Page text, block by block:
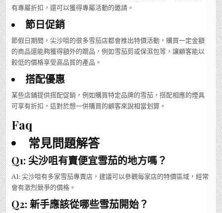
有專屬折扣，還可以獲得專屬活動的邀請。
節日促銷
節假日期間，尖沙咀的很多雪茄店都會推出特價活動，購買一定金額
的商品還能夠獲得額外的贈品，例如雪茄剪或保濕包等，讓顧客能以
較低的價格享受高品質的產品。
搭配優惠
某些店鋪提供搭配促銷，例如購買特定品牌的雪茄，搭配相應的煙具
可享有折扣，這對於想一併購買的顧客來說相當划算。
Faq
常見問題解答
Q1: 尖沙咀有賣便宜雪茄的地方嗎？
A1: 尖沙咀有多家雪茄專賣店，建議可以參觀每家店的特價區域，經常
會有激烈競爭的價格。
Q2: 新手應該從哪些雪茄開始？